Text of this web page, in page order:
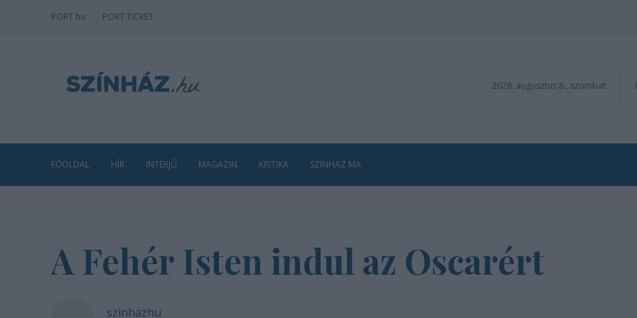
PORT.hu PORT TICKET
2026. augusztus 8., szombat
FŐOLDAL HÍR INTERJÚ MAGAZIN KRITIKA SZÍNHÁZ MA
A Fehér Isten indul az Oscarért
szinhazhu